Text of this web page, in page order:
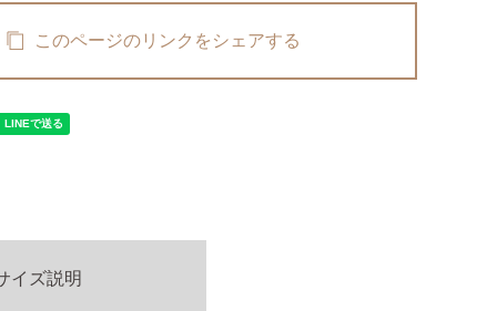
このページのリンクをシェアする
イズ説明